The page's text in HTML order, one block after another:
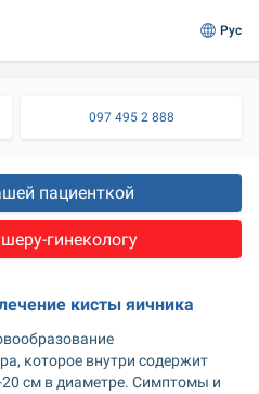
Рус
097 495 2 888
пациенткой
гинекологу
кисты яичника
которое внутри содержит
см в диаметре. Симптомы и